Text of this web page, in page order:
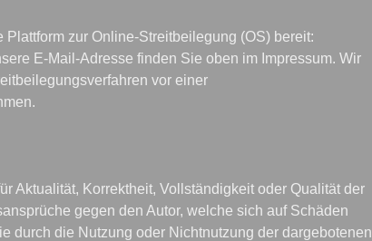
zur Online-Streitbeilegung (OS) bereit:
E-Mail-Adresse finden Sie oben im Impressum. Wir
vor einer
Aktualität, Korrektheit, Vollständigkeit oder Qualität der
gegen den Autor, welche sich auf Schäden
durch die Nutzung oder Nichtnutzung der dargebotenen